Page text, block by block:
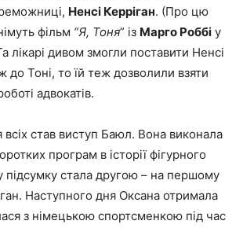
Ненсі Керріган. (Про цю
фільм “Я, Тоня” із Марго Роббі у
лікарі дивом змогли поставити Ненсі
до Тоні, то їй теж дозволили взяти
адвокатів.
став виступ Баюл. Вона виконала
програм в історії фігурного
підсумку стала другою – на першому
Наступного дня Оксана отримала
з німецькою спортсменкою під час